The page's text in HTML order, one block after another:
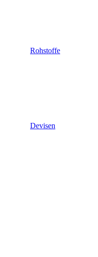
Rohstoffe
Devisen